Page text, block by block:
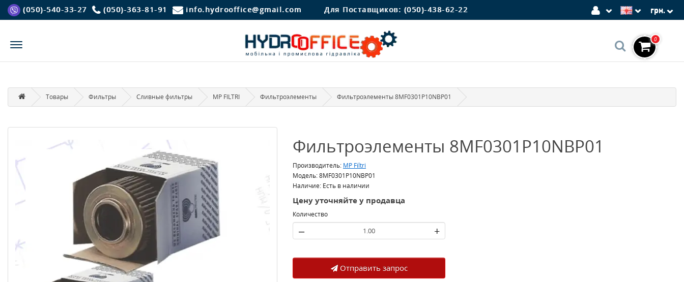
(050)-540-33-27 (050)-363-81-91 info.hydrooffice@gmail.com Для Поставщиков: (050)-438-62-22 грн.
0
Товары Фильтры Сливные фильтры MP FILTRI Фильтроэлементы Фильтроэлементы 8MF0301P10NBP01
Фильтроэлементы 8MF0301P10NBP01
Производитель: MP Filtri
Модель: 8MF0301P10NBP01
Наличие: Есть в наличии
Цену уточняйте у продавца
Количество
– +
Отправить запрос